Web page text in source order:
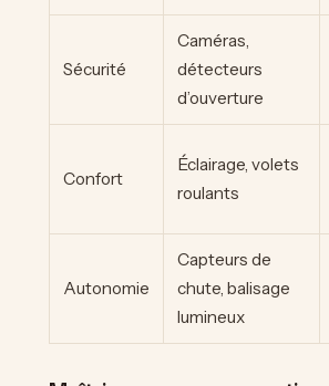
Sécurité
Caméras,
détecteurs
d’ouverture
Confort
Éclairage, volets
roulants
Autonomie
Capteurs de
chute, balisage
lumineux